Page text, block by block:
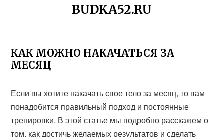
BUDKA52.RU
КАК МОЖНО НАКАЧАТЬСЯ ЗА
МЕСЯЦ
Если вы хотите накачать свое тело за месяц, то вам
понадобится правильный подход и постоянные
тренировки. В этой статье мы подробно расскажем о
том, как достичь желаемых результатов и сделать